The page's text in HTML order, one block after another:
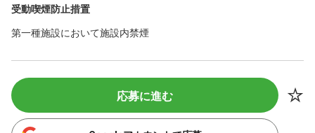
受動喫煙防止措置
第一種施設において施設内禁煙
応募に進む